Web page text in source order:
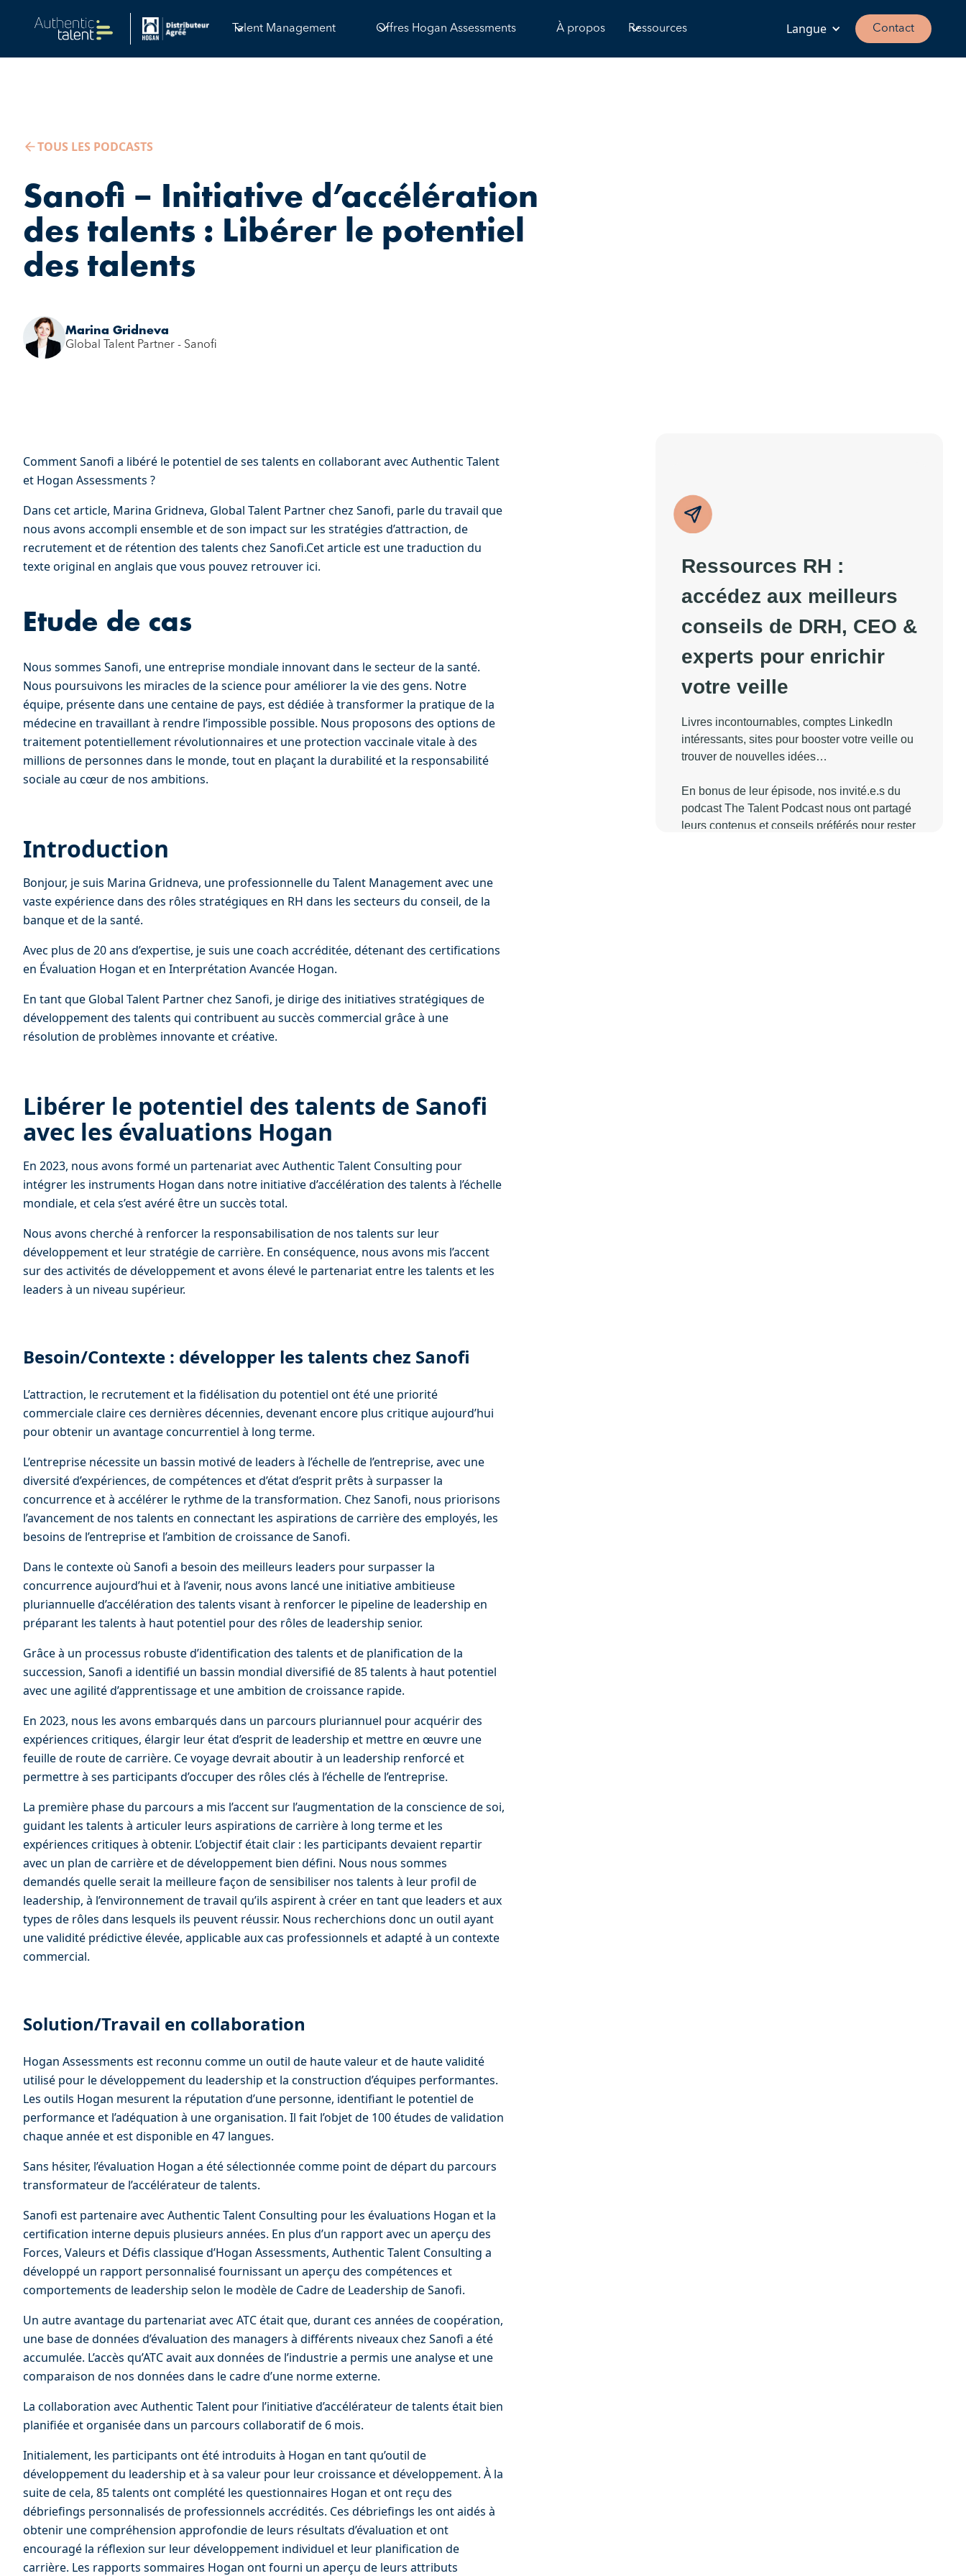
Talent Management Offres Hogan Assessments À propos Ressources Langue Contact
TOUS LES PODCASTS
Sanofi – Initiative d’accélération
des talents : Libérer le potentiel
des talents
Marina Gridneva
Global Talent Partner - Sanofi
Comment Sanofi a libéré le potentiel de ses talents en collaborant avec Authentic Talent
et Hogan Assessments ?
Dans cet article, Marina Gridneva, Global Talent Partner chez Sanofi, parle du travail que
nous avons accompli ensemble et de son impact sur les stratégies d’attraction, de
recrutement et de rétention des talents chez Sanofi.Cet article est une traduction du
texte original en anglais que vous pouvez retrouver ici.
Etude de cas
Nous sommes Sanofi, une entreprise mondiale innovant dans le secteur de la santé.
Nous poursuivons les miracles de la science pour améliorer la vie des gens. Notre
équipe, présente dans une centaine de pays, est dédiée à transformer la pratique de la
médecine en travaillant à rendre l’impossible possible. Nous proposons des options de
traitement potentiellement révolutionnaires et une protection vaccinale vitale à des
millions de personnes dans le monde, tout en plaçant la durabilité et la responsabilité
sociale au cœur de nos ambitions.
Introduction
Bonjour, je suis Marina Gridneva, une professionnelle du Talent Management avec une
vaste expérience dans des rôles stratégiques en RH dans les secteurs du conseil, de la
banque et de la santé.
Avec plus de 20 ans d’expertise, je suis une coach accréditée, détenant des certifications
en Évaluation Hogan et en Interprétation Avancée Hogan.
En tant que Global Talent Partner chez Sanofi, je dirige des initiatives stratégiques de
développement des talents qui contribuent au succès commercial grâce à une
résolution de problèmes innovante et créative.
Libérer le potentiel des talents de Sanofi
avec les évaluations Hogan
En 2023, nous avons formé un partenariat avec Authentic Talent Consulting pour
intégrer les instruments Hogan dans notre initiative d’accélération des talents à l’échelle
mondiale, et cela s’est avéré être un succès total.
Nous avons cherché à renforcer la responsabilisation de nos talents sur leur
développement et leur stratégie de carrière. En conséquence, nous avons mis l’accent
sur des activités de développement et avons élevé le partenariat entre les talents et les
leaders à un niveau supérieur.
Besoin/Contexte : développer les talents chez Sanofi
L’attraction, le recrutement et la fidélisation du potentiel ont été une priorité
commerciale claire ces dernières décennies, devenant encore plus critique aujourd’hui
pour obtenir un avantage concurrentiel à long terme.
L’entreprise nécessite un bassin motivé de leaders à l’échelle de l’entreprise, avec une
diversité d’expériences, de compétences et d’état d’esprit prêts à surpasser la
concurrence et à accélérer le rythme de la transformation. Chez Sanofi, nous priorisons
l’avancement de nos talents en connectant les aspirations de carrière des employés, les
besoins de l’entreprise et l’ambition de croissance de Sanofi.
Dans le contexte où Sanofi a besoin des meilleurs leaders pour surpasser la
concurrence aujourd’hui et à l’avenir, nous avons lancé une initiative ambitieuse
pluriannuelle d’accélération des talents visant à renforcer le pipeline de leadership en
préparant les talents à haut potentiel pour des rôles de leadership senior.
Grâce à un processus robuste d’identification des talents et de planification de la
succession, Sanofi a identifié un bassin mondial diversifié de 85 talents à haut potentiel
avec une agilité d’apprentissage et une ambition de croissance rapide.
En 2023, nous les avons embarqués dans un parcours pluriannuel pour acquérir des
expériences critiques, élargir leur état d’esprit de leadership et mettre en œuvre une
feuille de route de carrière. Ce voyage devrait aboutir à un leadership renforcé et
permettre à ses participants d’occuper des rôles clés à l’échelle de l’entreprise.
La première phase du parcours a mis l’accent sur l’augmentation de la conscience de soi,
guidant les talents à articuler leurs aspirations de carrière à long terme et les
expériences critiques à obtenir. L’objectif était clair : les participants devaient repartir
avec un plan de carrière et de développement bien défini. Nous nous sommes
demandés quelle serait la meilleure façon de sensibiliser nos talents à leur profil de
leadership, à l’environnement de travail qu’ils aspirent à créer en tant que leaders et aux
types de rôles dans lesquels ils peuvent réussir. Nous recherchions donc un outil ayant
une validité prédictive élevée, applicable aux cas professionnels et adapté à un contexte
commercial.
Solution/Travail en collaboration
Hogan Assessments est reconnu comme un outil de haute valeur et de haute validité
utilisé pour le développement du leadership et la construction d’équipes performantes.
Les outils Hogan mesurent la réputation d’une personne, identifiant le potentiel de
performance et l’adéquation à une organisation. Il fait l’objet de 100 études de validation
chaque année et est disponible en 47 langues.
Sans hésiter, l’évaluation Hogan a été sélectionnée comme point de départ du parcours
transformateur de l’accélérateur de talents.
Sanofi est partenaire avec Authentic Talent Consulting pour les évaluations Hogan et la
certification interne depuis plusieurs années. En plus d’un rapport avec un aperçu des
Forces, Valeurs et Défis classique d’Hogan Assessments, Authentic Talent Consulting a
développé un rapport personnalisé fournissant un aperçu des compétences et
comportements de leadership selon le modèle de Cadre de Leadership de Sanofi.
Un autre avantage du partenariat avec ATC était que, durant ces années de coopération,
une base de données d’évaluation des managers à différents niveaux chez Sanofi a été
accumulée. L’accès qu’ATC avait aux données de l’industrie a permis une analyse et une
comparaison de nos données dans le cadre d’une norme externe.
La collaboration avec Authentic Talent pour l’initiative d’accélérateur de talents était bien
planifiée et organisée dans un parcours collaboratif de 6 mois.
Initialement, les participants ont été introduits à Hogan en tant qu’outil de
développement du leadership et à sa valeur pour leur croissance et développement. À la
suite de cela, 85 talents ont complété les questionnaires Hogan et ont reçu des
débriefings personnalisés de professionnels accrédités. Ces débriefings les ont aidés à
obtenir une compréhension approfondie de leurs résultats d’évaluation et ont
encouragé la réflexion sur leur développement individuel et leur planification de
carrière. Les rapports sommaires Hogan ont fourni un aperçu de leurs attributs